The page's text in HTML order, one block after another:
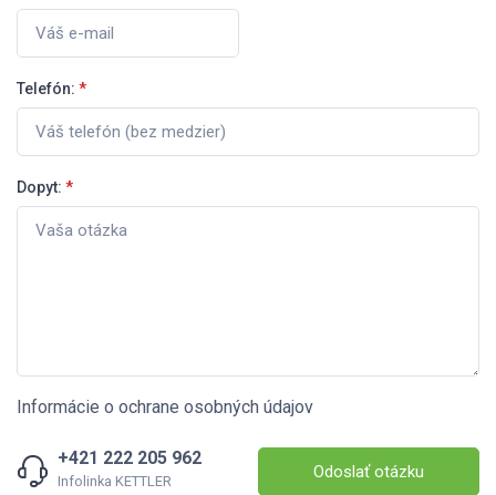
Telefón: *
Dopyt: *
Informácie o ochrane osobných údajov
+421 222 205 962
Infolinka KETTLER Odoslať otázku